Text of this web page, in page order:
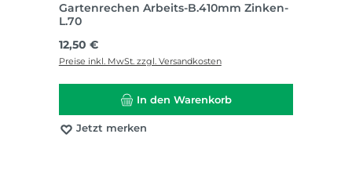
Gartenrechen Arbeits-B.410mm Zinken-
L.70
Regulärer Preis:
12,50 €
Preise inkl. MwSt. zzgl. Versandkosten
In den Warenkorb
Jetzt merken